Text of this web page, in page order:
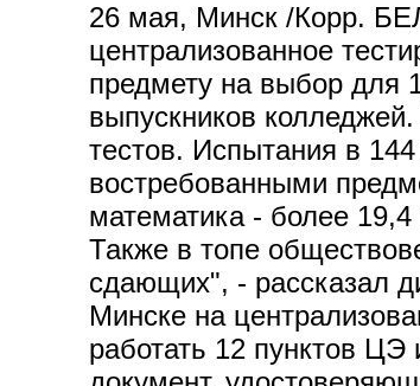
26 мая, Минск /Корр.
централизованное
предмету на выбор для
выпускников
тестов. Испытания в
востребованными
математика - более
Также в топе
сдающих", - рассказал
Минске на
работать 12 пунктов